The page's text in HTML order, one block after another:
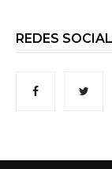
REDES